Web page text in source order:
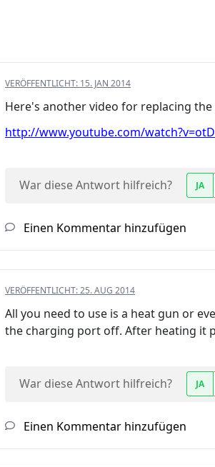
VERÖFFENTLICHT: 15. JAN 2014
Here's another video for replacing
http://www.youtube.com/
War diese Antwort hilfreich? JA
Einen Kommentar hinzufügen
VERÖFFENTLICHT:25. AUG 2014
All you need to use is a heat gun or
the charging port off. After heating it
War diese Antwort hilfreich? JA
Einen Kommentar hinzufügen